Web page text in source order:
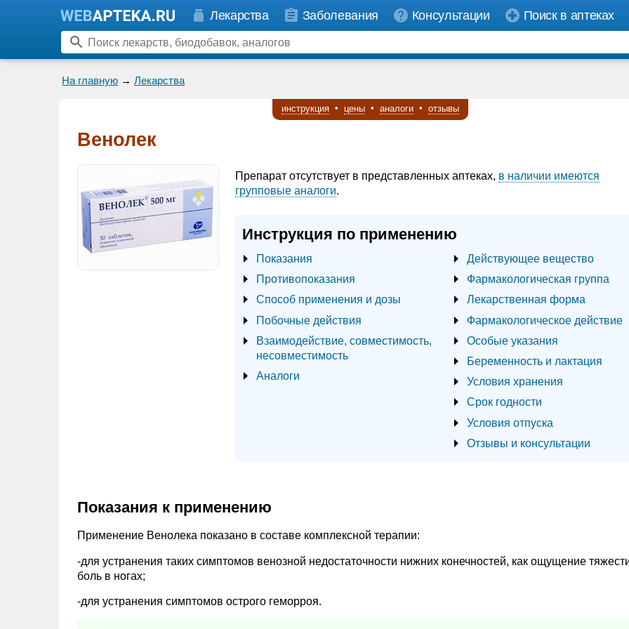
Лекарства Заболевания Консультации Поиск в аптеках
На главную → Лекарства
инструкция • цены • аналоги • отзывы
Венолек
Препарат отсутствует в представленных аптеках, в наличии имеются
групповые аналоги.
Инструкция по применению
Показания
Противопоказания
Способ применения и дозы
Побочные действия
Взаимодействие, совместимость,
несовместимость
Аналоги
Действующее вещество
Фармакологическая группа
Лекарственная форма
Фармакологическое действие
Особые указания
Беременность и лактация
Условия хранения
Срок годности
Условия отпуска
Отзывы и консультации
Показания к применению
Применение Венолека показано в составе комплексной терапии:
-для устранения таких симптомов венозной недостаточности нижних конечностей, как ощущение
боль в ногах;
-для устранения симптомов острого геморроя.